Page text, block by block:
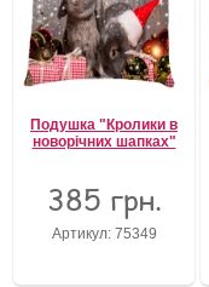
Подушка "Кролики в
новорічних шапках"
385 грн.
Артикул: 75349